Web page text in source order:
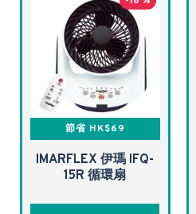
節省 HK$69
IMARFLEX 伊瑪 IFQ-
15R 循環扇